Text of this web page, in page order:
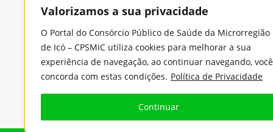
Valorizamos a sua privacidade
O Portal do Consórcio Público de Saúde da Microrregião
de Icó – CPSMIC utiliza cookies para melhorar a sua
experiência de navegação, ao continuar navegando, você
concorda com estas condições. Política de Privacidade
Continuar
Endereço
Rua Benjamin Constant, 978, Cidade Nova, CEP:
63430-000 - Icó/Ceará